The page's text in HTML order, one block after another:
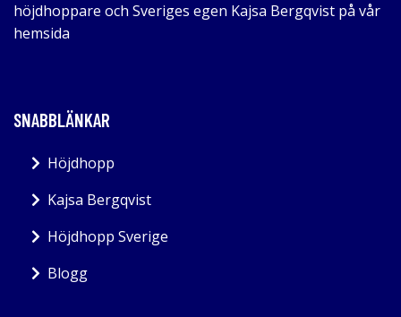
höjdhoppare och Sveriges egen Kajsa Bergqvist på vår
hemsida
SNABBLÄNKAR
Höjdhopp
Kajsa Bergqvist
Höjdhopp Sverige
Blogg